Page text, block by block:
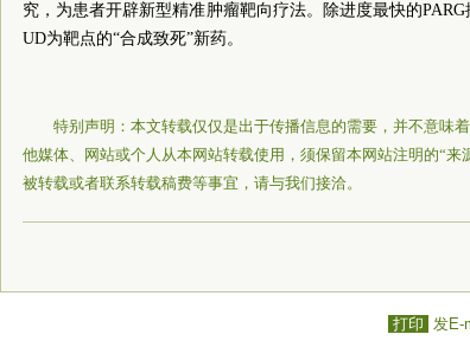
究，为患者开辟新型精准肿瘤靶向疗法。除进度最快的
UD为靶点的“合成致死”新药。
特别声明：本文转载仅仅是出于传播信息的需要，并不意味
他媒体、网站或个人从本网站转载使用，须保留本网站注明的“
被转载或者联系转载稿费等事宜，请与我们接洽。
打印 发E-